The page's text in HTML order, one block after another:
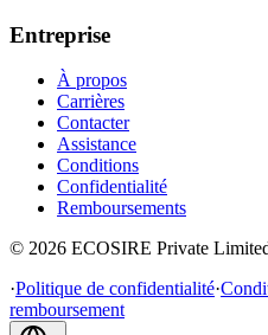
Entreprise
À propos
Carrières
Contacter
Assistance
Conditions
Confidentialité
Remboursements
© 2026 ECOSIRE Private
·Politique de confidentialité·
remboursement